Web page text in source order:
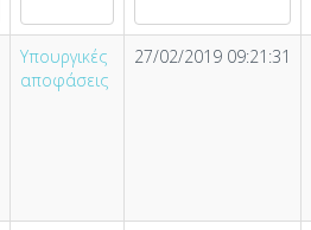
Υπουργικές
αποφάσεις
27/02/2019 09:21:31